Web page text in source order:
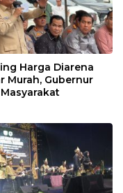
Harga Diarena
Murah, Gubernur